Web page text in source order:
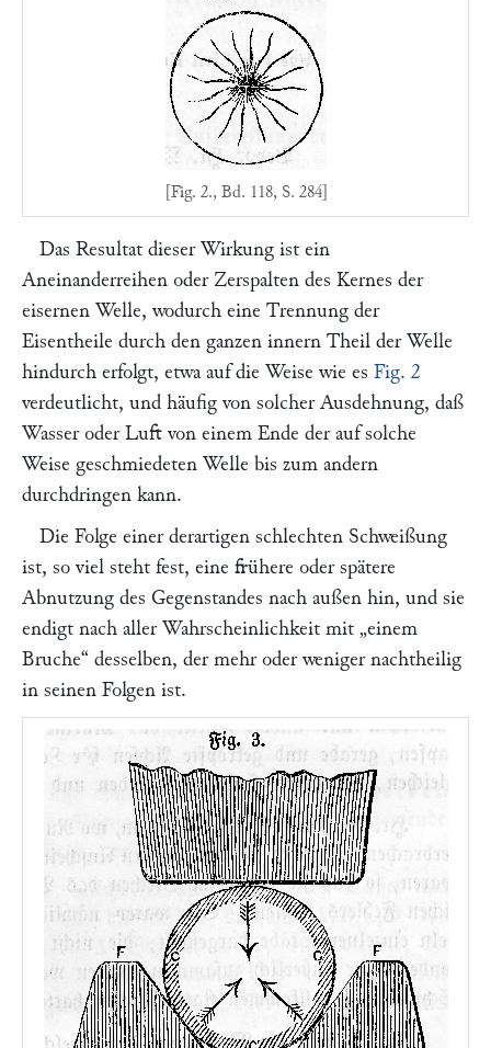
[Fig. 2., Bd. 118, S. 284]
Das Resultat dieser Wirkung ist ein
Aneinanderreihen oder Zerspalten des Kernes der
eisernen Welle, wodurch eine Trennung der
Eisentheile durch den ganzen innern Theil der Welle
hindurch erfolgt, etwa auf die Weise wie es Fig. 2
verdeutlicht, und häufig von solcher Ausdehnung, daß
Wasser oder Luft von einem Ende der auf solche
Weise geschmiedeten Welle bis zum andern
durchdringen kann.
Die Folge einer derartigen schlechten Schweißung
ist, so viel steht fest, eine frühere oder spätere
Abnutzung des Gegenstandes nach außen hin, und sie
endigt nach aller Wahrscheinlichkeit mit „einem
Bruche“ desselben, der mehr oder weniger nachtheilig
in seinen Folgen ist.